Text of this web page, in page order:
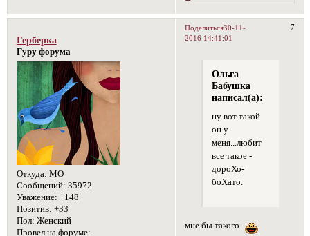
Поделиться 7
30-11-
2016 14:41:01
Герберка
Гуру форума
Откуда: МО
Сообщений: 35972
Уважение: +148
Позитив: +33
Пол: Женский
Провел на форуме:
Ольга
Бабушка
написал(а):
ну вот такой
он у
меня...любит
все такое -
дороХо-
боХато.
мне бы такого